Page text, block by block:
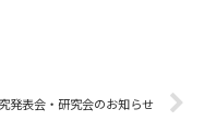
発表会・研究会のお知らせ